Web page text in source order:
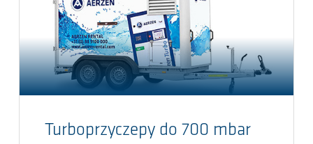
Turboprzyczepy do 700 mbar